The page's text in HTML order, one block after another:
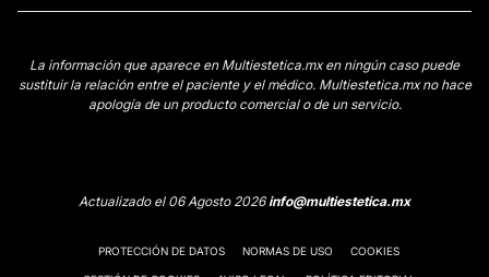
La información que aparece en Multiestetica.mx en ningún caso puede
sustituir la relación entre el paciente y el médico. Multiestetica.mx no hace
apología de un producto comercial o de un servicio.
Actualizado el 06 Agosto 2026info@multiestetica.mx
PROTECCIÓN DE DATOS NORMAS DE USO COOKIES